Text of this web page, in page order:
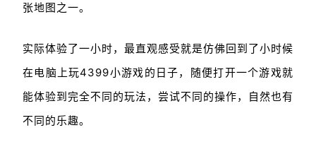
张地图之一。
实际体验了一小时，最直观感受就是仿佛回到了小时候
在电脑上玩4399小游戏的日子，随便打开一个游戏就
能体验到完全不同的玩法，尝试不同的操作，自然也有
不同的乐趣。